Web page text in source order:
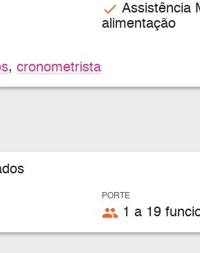
check Assistência
alimentação
, cronometrista
PORTE
people 1 a 19